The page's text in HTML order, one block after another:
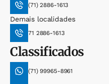
(71) 2886-1613
Demais localidades
71 2886-1613
Classificados
(71) 99965-8961